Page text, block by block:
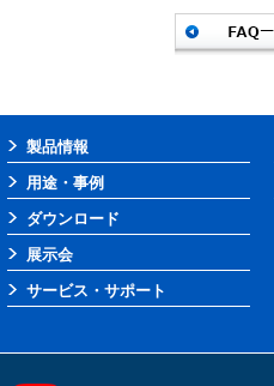
製品情報
用途・事例
ダウンロード
展示会
サービス・サポート